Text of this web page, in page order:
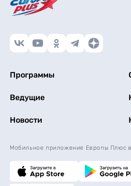
Программы
Ведущие
Новости
Мобильное приложение Европы Плюс